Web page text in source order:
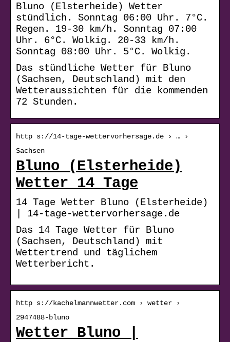
Bluno (Elsterheide) Wetter
stündlich. Sonntag 06:00 Uhr. 7°C.
Regen. 19-30 km/h. Sonntag 07:00
Uhr. 6°C. Wolkig. 20-33 km/h.
Sonntag 08:00 Uhr. 5°C. Wolkig.
Das stündliche Wetter für Bluno
(Sachsen, Deutschland) mit den
Wetteraussichten für die kommenden
72 Stunden.
http s://14-tage-wettervorhersage.de › … ›
Sachsen
Bluno (Elsterheide)
Wetter 14 Tage
14 Tage Wetter Bluno (Elsterheide)
| 14-tage-wettervorhersage.de
Das 14 Tage Wetter für Bluno
(Sachsen, Deutschland) mit
Wettertrend und täglichem
Wetterbericht.
http s://kachelmannwetter.com › wetter ›
2947488-bluno
Wetter Bluno |